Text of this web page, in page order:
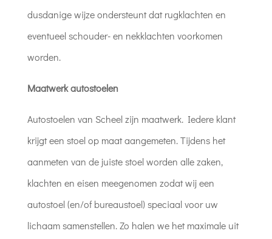
dusdanige wijze ondersteunt dat rugklachten en
eventueel schouder- en nekklachten voorkomen
worden.
Maatwerk autostoelen
Autostoelen van Scheel zijn maatwerk. Iedere klant
krijgt een stoel op maat aangemeten. Tijdens het
aanmeten van de juiste stoel worden alle zaken,
klachten en eisen meegenomen zodat wij een
autostoel (en/of bureaustoel) speciaal voor uw
lichaam samenstellen. Zo halen we het maximale uit